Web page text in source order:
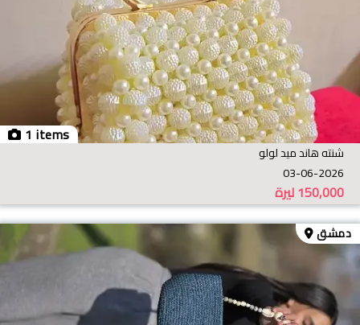
1 items
شنته هاند ميد لولو
03-06-2026
ليرة150,000
دمشق